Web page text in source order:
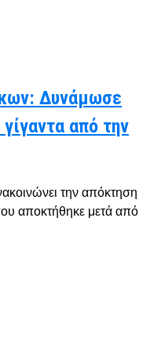
Δυνάμωσε
από την
την απόκτηση
αποκτήθηκε μετά από